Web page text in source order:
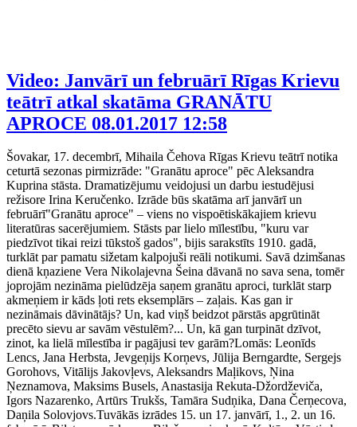
Video: Janvārī un februārī Rīgas Krievu
teātrī atkal skatāma GRANĀTU
APROCE 08.01.2017 12:58
Šovakar, 17. decembrī, Mihaila Čehova Rīgas Krievu teātrī notika
ceturtā sezonas pirmizrāde: "Granātu aproce" pēc Aleksandra
Kuprina stāsta. Dramatizējumu veidojusi un darbu iestudējusi
režisore Irina Keručenko. Izrāde būs skatāma arī janvārī un
februārī"Granātu aproce" – viens no vispoētiskākajiem krievu
literatūras sacerējumiem. Stāsts par lielo mīlestību, "kuru var
piedzīvot tikai reizi tūkstoš gados", bijis sarakstīts 1910. gadā,
turklāt par pamatu sižetam kalpojuši reāli notikumi. Savā dzimšanas
dienā kņaziene Vera Nikolajevna Šeina dāvanā no sava sena, tomēr
joprojām nezināma pielūdzēja saņem granātu aproci, turklāt starp
akmeņiem ir kāds ļoti rets eksemplārs – zaļais. Kas gan ir
nezināmais dāvinātājs? Un, kad viņš beidzot pārstās apgrūtināt
precēto sievu ar savām vēstulēm?... Un, kā gan turpināt dzīvot,
zinot, ka lielā mīlestība ir pagājusi tev garām?Lomās: Leonīds
Lencs, Jana Herbsta, Jevgeņijs Korņevs, Jūlija Berngardte, Sergejs
Gorohovs, Vitālijs Jakovļevs, Aleksandrs Maļikovs, Ņina
Ņeznamova, Maksims Busels, Anastasija Rekuta-Džordževiča,
Igors Nazarenko, Artūrs Trukšs, Tamāra Sudņika, Dana Čerņecova,
Daņila Solovjovs.Tuvākās izrādes 15. un 17. janvārī, 1., 2. un 16.